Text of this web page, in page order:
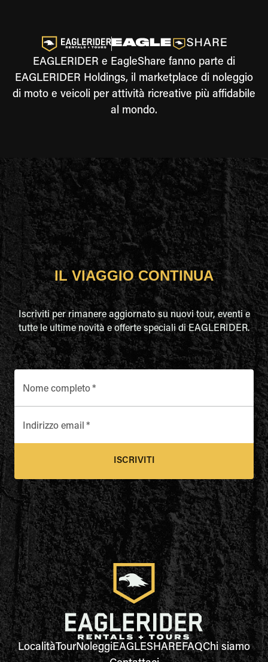
EAGLERIDER e EagleShare fanno parte di
EAGLERIDER Holdings, il marketplace di noleggio
di moto e veicoli per attività ricreative più affidabile
al mondo.
IL VIAGGIO CONTINUA
Iscriviti per rimanere aggiornato su nuovi tour, eventi e
tutte le ultime novità e offerte speciali di EAGLERIDER.
Nome completo*
Indirizzo email *
ISCRIVITI
LocalitàTourNoleggiEAGLESHAREFAQChi siamo